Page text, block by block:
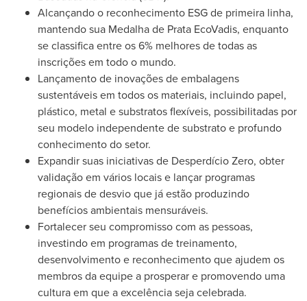
Alcançando o reconhecimento ESG de primeira linha,
mantendo sua Medalha de Prata EcoVadis, enquanto
se classifica entre os 6% melhores de todas as
inscrições em todo o mundo.
Lançamento de inovações de embalagens
sustentáveis em todos os materiais, incluindo papel,
plástico, metal e substratos flexíveis, possibilitadas por
seu modelo independente de substrato e profundo
conhecimento do setor.
Expandir suas iniciativas de Desperdício Zero, obter
validação em vários locais e lançar programas
regionais de desvio que já estão produzindo
benefícios ambientais mensuráveis.
Fortalecer seu compromisso com as pessoas,
investindo em programas de treinamento,
desenvolvimento e reconhecimento que ajudem os
membros da equipe a prosperar e promovendo uma
cultura em que a excelência seja celebrada.